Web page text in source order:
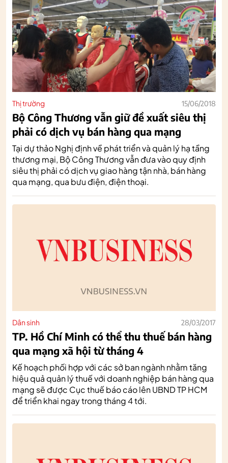
Thị trường 15/06/2018
Bộ Công Thương vẫn giữ đề xuất siêu thị
phải có dịch vụ bán hàng qua mạng
Tại dự thảo Nghị định về phát triển và quản lý hạ tầng
thương mại, Bộ Công Thương vẫn đưa vào quy định
siêu thị phải có dịch vụ giao hàng tận nhà, bán hàng
qua mạng, qua bưu điện, điện thoại.
Dân sinh 28/03/2017
TP. Hồ Chí Minh có thể thu thuế bán hàng
qua mạng xã hội từ tháng 4
Kế hoạch phối hợp với các sở ban ngành nhằm tăng
hiệu quả quản lý thuế với doanh nghiệp bán hàng qua
mạng sẽ được Cục thuế báo cáo lên UBND TP HCM
để triển khai ngay trong tháng 4 tới.